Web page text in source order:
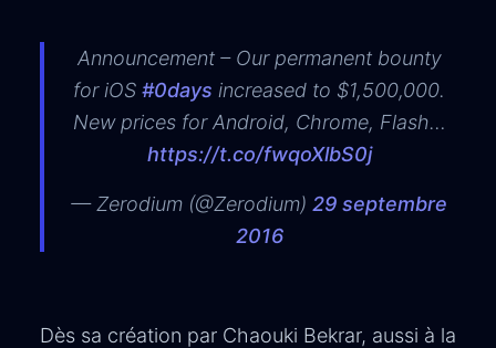
Announcement – Our permanent bounty
for iOS #0days increased to $1,500,000.
New prices for Android, Chrome, Flash…
https://t.co/fwqoXlbS0j
— Zerodium (@Zerodium) 29 septembre
2016
Dès sa création par Chaouki Bekrar, aussi à la